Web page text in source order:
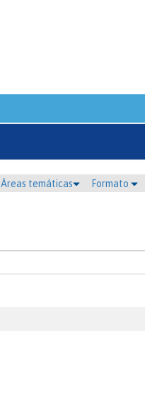
Áreas temáticas Formato